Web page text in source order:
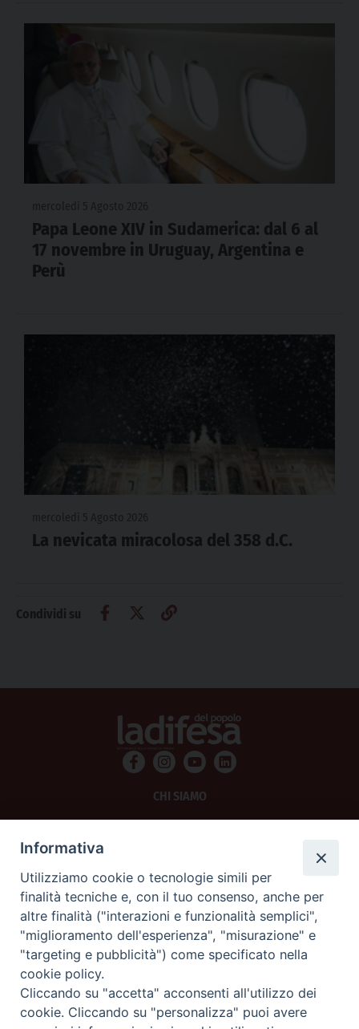
Papa Leone XIV in Sudamerica: dal 6 al
17 novembre in Uruguay, Argentina e
Perù
La nevicata miracolosa del 358 d.C.
Condividi su
CHI SIAMO
SCRIVICI
La Difesa srl - P.iva 05125420280
La Difesa del Popolo percepisce i contributi pubblici all'editoria.
La Difesa del Popolo, tramite la Fisc (Federazione Italiana Settimanali Cattolici)
ha aderito allo IAP (Istituto dell'Autodisciplina Pubblicitaria) accettando il Codice
di Autodisciplina della Comunicazione Commerciale.
La Difesa del Popolo è una testata registrata presso il Tribunale di Padova
Informativa
Utilizziamo cookie o tecnologie simili per
finalità tecniche e, con il tuo consenso, anche per
altre finalità ("interazioni e funzionalità semplici",
"miglioramento dell'esperienza", "misurazione" e
"targeting e pubblicità") come specificato nella
cookie policy.
Cliccando su "accetta" acconsenti all'utilizzo dei
cookie. Cliccando su "personalizza" puoi avere